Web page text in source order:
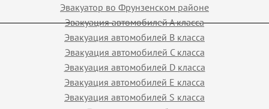
Эвакуатор во Фрунзенском районе
Эвакуация автомобилей А класса
Эвакуация автомобилей B класса
Эвакуация автомобилей C класса
Эвакуация автомобилей D класса
Эвакуация автомобилей E класса
Эвакуация автомобилей S класса